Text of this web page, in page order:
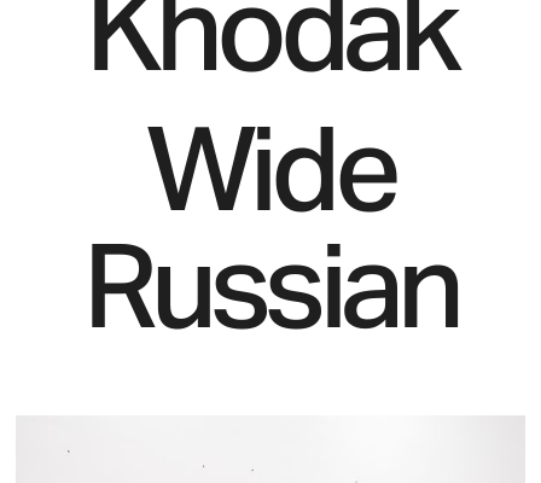
Wide
Russian